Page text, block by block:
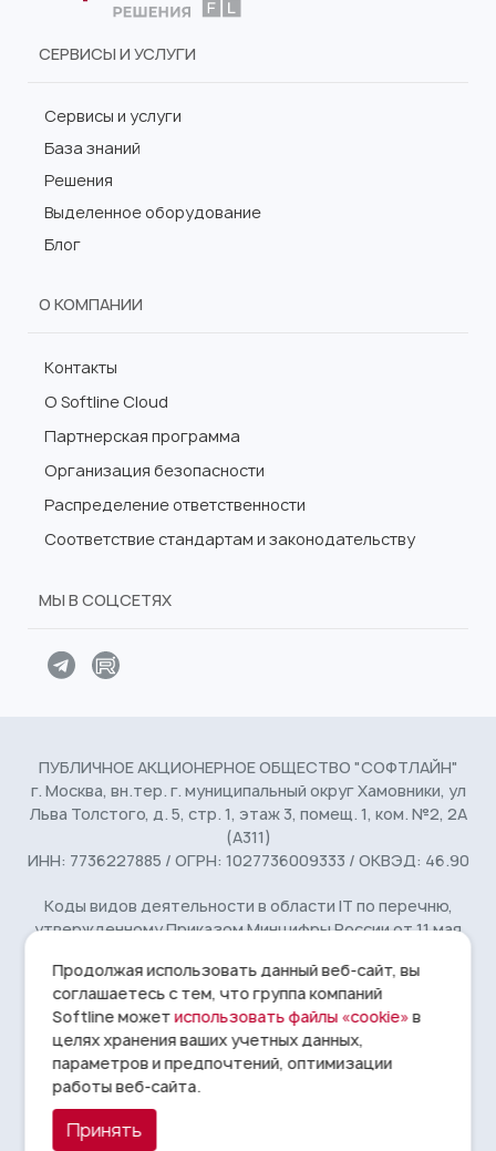
СЕРВИСЫ И УСЛУГИ
Сервисы и услуги
База знаний
Решения
Выделенное оборудование
Блог
О КОМПАНИИ
Контакты
О Softline Cloud
Партнерская программа
Организация безопасности
Распределение ответственности
Соответствие стандартам и законодательству
МЫ В СОЦСЕТЯХ
ПУБЛИЧНОЕ АКЦИОНЕРНОЕ ОБЩЕСТВО "СОФТЛАЙН"
г. Москва, вн.тер. г. муниципальный округ Хамовники, ул
Льва Толстого, д. 5, стр. 1, этаж 3, помещ. 1, ком. №2, 2А
(А311)
ИНН: 7736227885 / ОГРН: 1027736009333 / ОКВЭД: 46.90
Коды видов деятельности в области IT по перечню,
утвержденному Приказом Минцифры России от 11 мая
© 1993 - 2026 Softline Условия использования
Информация, представленная на сайте, носит исключительно
справочный и ознакомительный характер, не предназначена
для личных, семейных, домашних и иных нужд, не связанных с
осуществлением предпринимательской деятельности и не
ориентирована на потребителей по смыслу Федерального
закона от 24.06.2025 № 168-ФЗ.
Продолжая использовать данный веб-сайт, вы
соглашаетесь с тем, что группа компаний
Softline можетиспользовать файлы «cookie»в
целях хранения ваших учетных данных,
параметров и предпочтений, оптимизации
работы веб-сайта.
Принять